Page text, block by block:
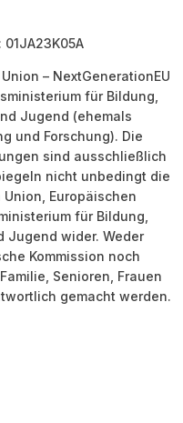
– NextGenerationEU
für Bildung,
Jugend (ehemals
und Forschung). Die
sind ausschließlich
nicht unbedingt die
Europäischen
für Bildung,
Jugend wider. Weder
Kommission noch
Senioren, Frauen
gemacht werden.